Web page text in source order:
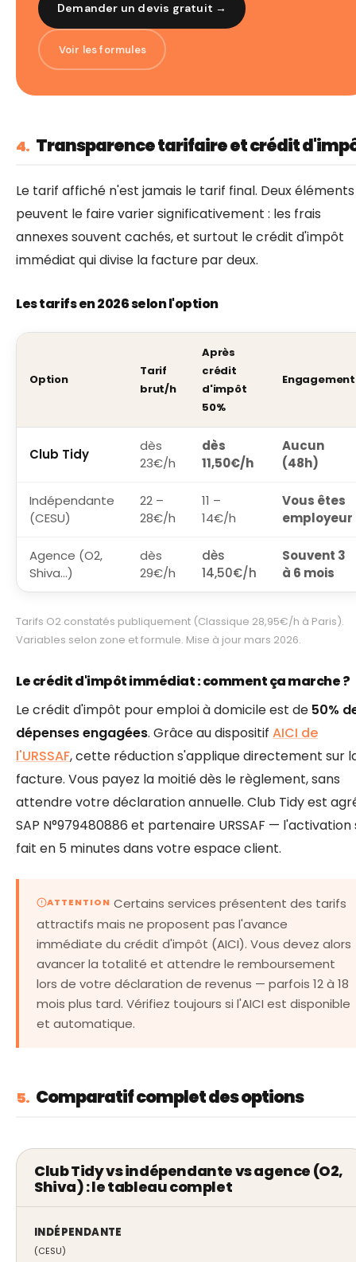
Demander un devis gratuit →
Voir les formules
4. Transparence tarifaire et crédit
Le tarif affiché n'est jamais le tarif final. Deux éléments
peuvent le faire varier significativement : les frais
annexes souvent cachés, et surtout le crédit d'impôt
immédiat qui divise la facture par deux.
Les tarifs en 2026 selon l'option
Option
Tarif
brut/h
Après
crédit
d'impôt
50%
Engagement
Club Tidy
dès
23€/h
dès
11,50€/h
Aucun
(48h)
Indépendante
(CESU)
22 –
28€/h
11 –
14€/h
Vous êtes
employeur
Agence (O2,
Shiva…)
dès
29€/h
dès
14,50€/h
Souvent 3
à 6 mois
Tarifs O2 constatés publiquement (Classique 28,95€/h à Paris).
Variables selon zone et formule. Mise à jour mars 2026.
Le crédit d'impôt immédiat : comment ça marche ?
Le crédit d'impôt pour emploi à domicile est de 50%
dépenses engagées. Grâce au dispositif AICI de
l'URSSAF, cette réduction s'applique directement sur
facture. Vous payez la moitié dès le règlement, sans
attendre votre déclaration annuelle. Club Tidy est
SAP N°979480886 et partenaire URSSAF — l'activation
fait en 5 minutes dans votre espace client.
ATTENTION Certains services présentent des tarifs
attractifs mais ne proposent pas l'avance
immédiate du crédit d'impôt (AICI). Vous devez alors
avancer la totalité et attendre le remboursement
lors de votre déclaration de revenus — parfois 12 à 18
mois plus tard. Vérifiez toujours si l'AICI est disponible
et automatique.
5. Comparatif complet des options
Club Tidy vs indépendante vs agence (O2,
Shiva) : le tableau complet
INDÉPENDANTE
(CESU)